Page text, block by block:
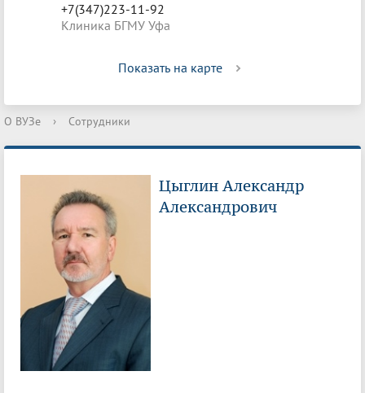
+7(347)223-11-92
Клиника БГМУ Уфа
Показать на карте
О ВУЗе › Сотрудники
Цыглин Александр
Александрович